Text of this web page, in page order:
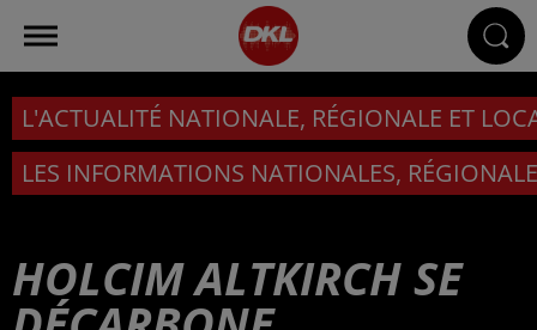
L'ACTUALITÉ NATIONALE, RÉGIONALE ET
LES INFORMATIONS NATIONALES,
HOLCIM ALTKIRCH SE